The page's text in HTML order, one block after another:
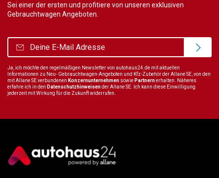
Sei einer der ersten und profitiere von unseren exklusiven
Gebrauchtwagen Angeboten.
Ja, ich möchte den regelmäßigen Newsletter von autohaus24.de mit aktuellen
Informationen zu Neu- Gebrauchtwagen-Angeboten und Kfz-Zubehör der Allane SE, von den
mit Allane SE verbundenen Konzernunternehmen sowie Partnernerhalten. Näheres
erfahre ich in den Datenschutzhinweisender Allane SE. Ich kann diese Einwilligung
jederzeit mit Wirkung für die Zukunft widerrufen.